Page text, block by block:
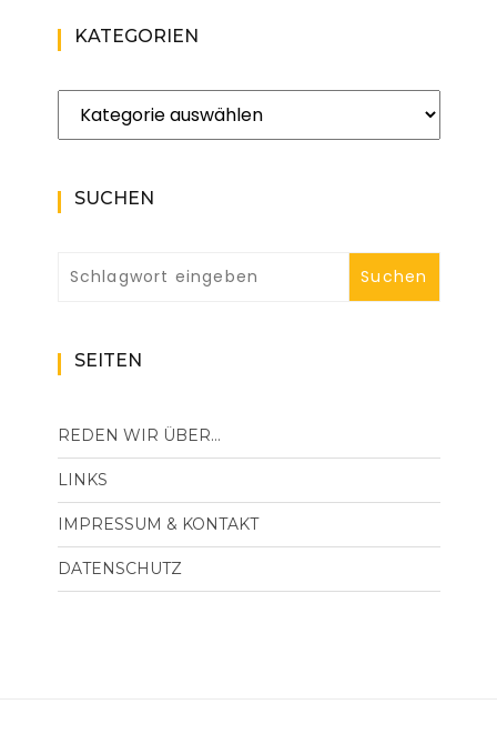
KATEGORIEN
Kategorien
SUCHEN
SEITEN
REDEN WIR ÜBER…
LINKS
IMPRESSUM & KONTAKT
DATENSCHUTZ